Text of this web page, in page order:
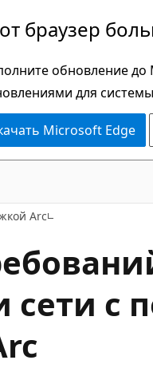
браузер
обновление
для
Microsoft Edge
Arc
сети с